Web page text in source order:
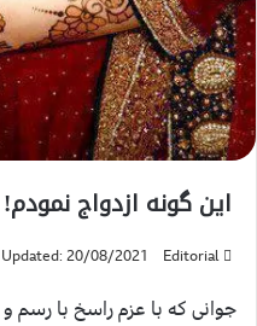
این گونه ازدواج
Editorial
Updated: 20/08/2021
جوانی که با عزم راسخ با رسم